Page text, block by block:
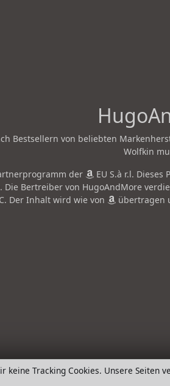
keine Tracking Cookies. Unsere
Bestsellern von beliebten
Wolfkin
der
EU S.à r.l. Dieses
Bertreiber von HugoAndMore
Der Inhalt wird wie von übertragen